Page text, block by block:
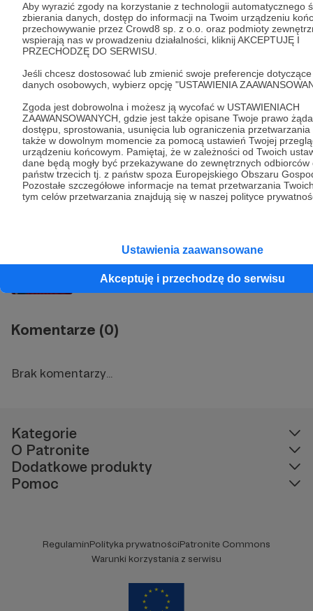
Aby wyrazić zgody na korzystanie z technologii automatycznego
zbierania danych, dostęp do informacji na Twoim urządzeniu
przechowywanie przez Crowd8 sp. z o.o. oraz podmioty
wspierają nas w prowadzeniu działalności, kliknij AKCEPTUJĘ I
PRZECHODZĘ DO SERWISU.
Jeśli chcesz dostosować lub zmienić swoje preferencje
danych osobowych, wybierz opcję "USTAWIENIA
Zgoda jest dobrowolna i możesz ją wycofać w USTAWIENIACH
ZAAWANSOWANYCH, gdzie jest także opisane Twoje prawo
dostępu, sprostowania, usunięcia lub ograniczenia przetwarzania
także w dowolnym momencie za pomocą ustawień Twojej
urządzeniu końcowym. Pamiętaj, że w zależności od Twoich
dane będą mogły być przekazywane do zewnętrznych odbiorców
państw trzecich tj. z państw spoza Europejskiego Obszaru
Pozostałe szczegółowe informacje na temat przetwarzania
tym celów przetwarzania znajdują się w naszej polityce
Ustawienia zaawansowane
Akceptuję i przechodzę do serwisu
Sieć Obywatelska Watchdog Polska
Zobacz profil autora
Zobacz również
Ostatnie 15 godzin zbiórki!
Autopromocja za pieniądze ministerstwa?
Komentarze (0)
Brak komentarzy...
Kategorie
O Patronite
Dodatkowe produkty
Pomoc
RegulaminPolityka prywatnościPatronite Commons
Warunki korzystania z serwisu